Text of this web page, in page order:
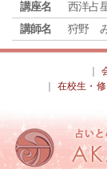
講座名
西洋占
講師名
狩野
在校生・